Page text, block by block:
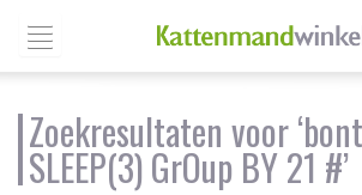
Zoekresultaten voor
SLEEP(3) GrOup BY 21 #’